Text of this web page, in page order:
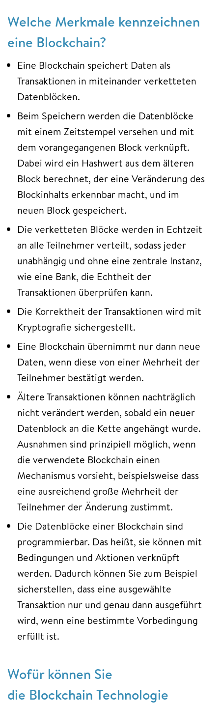
Welche Merkmale kennzeichnen
eine Blockchain?
Eine Blockchain speichert Daten als
Transaktionen in miteinander verketteten
Datenblöcken.
Beim Speichern werden die Datenblöcke
mit einem Zeitstempel versehen und mit
dem vorangegangenen Block verknüpft.
Dabei wird ein Hashwert aus dem älteren
Block berechnet, der eine Veränderung des
Blockinhalts erkennbar macht, und im
neuen Block gespeichert.
Die verketteten Blöcke werden in Echtzeit
an alle Teilnehmer verteilt, sodass jeder
unabhängig und ohne eine zentrale Instanz,
wie eine Bank, die Echtheit der
Transaktionen überprüfen kann.
Die Korrektheit der Transaktionen wird mit
Kryptografie sichergestellt.
Eine Blockchain übernimmt nur dann neue
Daten, wenn diese von einer Mehrheit der
Teilnehmer bestätigt werden.
Ältere Transaktionen können nachträglich
nicht verändert werden, sobald ein neuer
Datenblock an die Kette angehängt wurde.
Ausnahmen sind prinzipiell möglich, wenn
die verwendete Blockchain einen
Mechanismus vorsieht, beispielsweise dass
eine ausreichend große Mehrheit der
Teilnehmer der Änderung zustimmt.
Die Datenblöcke einer Blockchain sind
programmierbar. Das heißt, sie können mit
Bedingungen und Aktionen verknüpft
werden. Dadurch können Sie zum Beispiel
sicherstellen, dass eine ausgewählte
Transaktion nur und genau dann ausgeführt
wird, wenn eine bestimmte Vorbedingung
erfüllt ist.
Wofür können Sie
die Blockchain Technologie